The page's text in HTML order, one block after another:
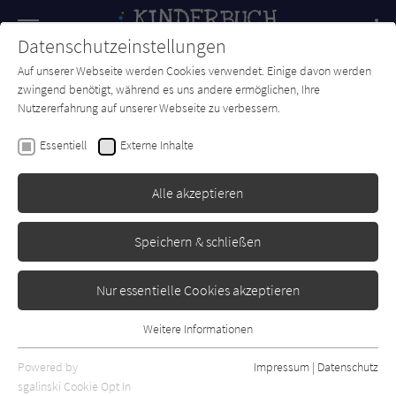
SUCHE Forum Charts Newsletter
Zu Weihnachten wünsch ich
mir sehr
YoYo Books Erschienen: September 2023 Bibliogr. Angaben 0
Datenschutzeinstellungen
Auf unserer Webseite werden Cookies verwendet. Einige davon werden
zwingend benötigt, während es uns andere ermöglichen, Ihre
Nutzererfahrung auf unserer Webseite zu verbessern.
Essentiell Externe Inhalte
Alle akzeptieren
Speichern & schließen
Nur essentielle Cookies akzeptieren
Essentielle Cookies werden für grundlegende Funktionen der
Webseite benötigt. Dadurch ist gewährleistet, dass die Webseite
Weitere Informationen
Powered by
sgalinski Cookie Opt In
Impressum | Datenschutz